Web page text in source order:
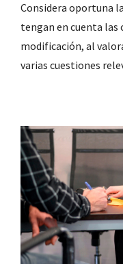
Considera oportuna
tengan en cuenta las
modificación, al
varias cuestiones